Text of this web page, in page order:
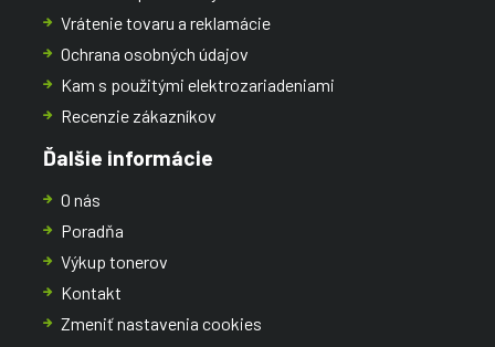
Vrátenie tovaru a reklamácie
Ochrana osobných údajov
Kam s použitými elektrozariadeniami
Recenzie zákazníkov
Ďalšie informácie
O nás
Poradňa
Výkup tonerov
Kontakt
Zmeniť nastavenia cookies